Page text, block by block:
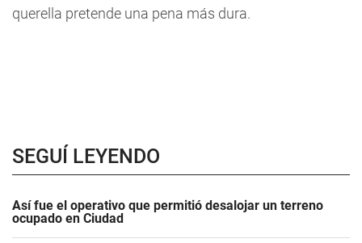
querella pretende una pena más dura.
SEGUÍ LEYENDO
Así fue el operativo que permitió desalojar un terreno
ocupado en Ciudad